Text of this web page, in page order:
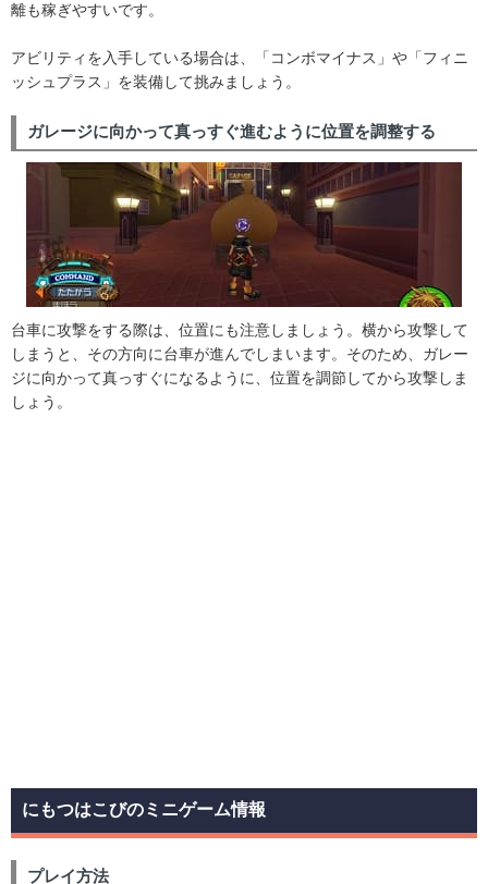
離も稼ぎやすいです。
アビリティを入手している場合は、「コンボマイナス」や「フィニ
ッシュプラス」を装備して挑みましょう。
ガレージに向かって真っすぐ進むように位置を調整する
台車に攻撃をする際は、位置にも注意しましょう。横から攻撃して
しまうと、その方向に台車が進んでしまいます。そのため、ガレー
ジに向かって真っすぐになるように、位置を調節してから攻撃しま
しょう。
にもつはこびのミニゲーム情報
プレイ方法